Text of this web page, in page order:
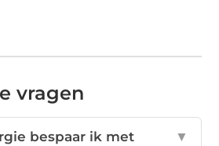
vragen
bespaar ik met
▼